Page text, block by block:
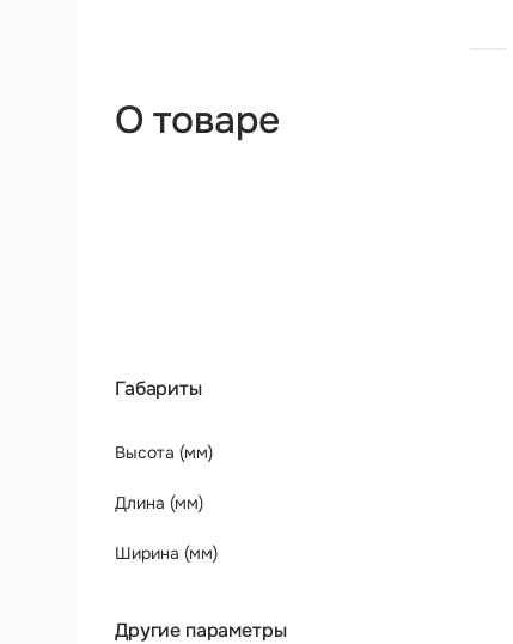
О товаре
Габариты
Высота (мм)
Длина (мм)
Ширина (мм)
Другие параметры